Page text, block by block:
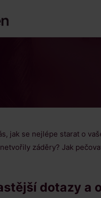
jak se nejlépe starat o
záděry? Jak
dotazy a